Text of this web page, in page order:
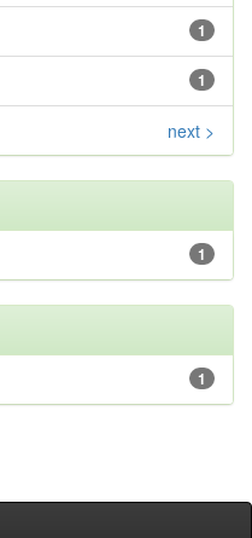
1
1
next >
1
1